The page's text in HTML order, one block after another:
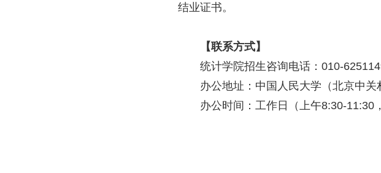
结业证书。
【联系方式】
统计学院招生咨询电话：010-
办公地址：中国人民大学（北京中关
办公时间：工作日（上午8:30-11:30